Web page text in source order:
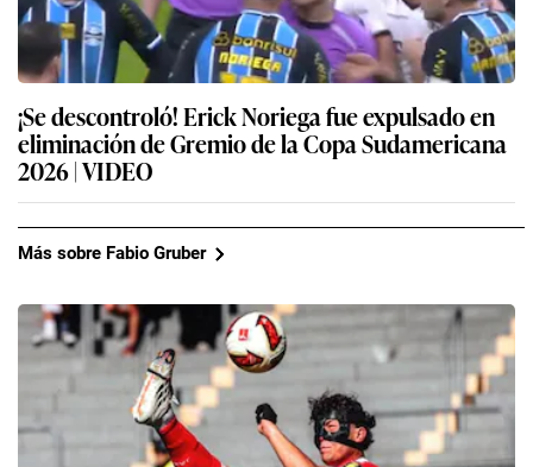
¡Se descontroló! Erick Noriega fue expulsado en
eliminación de Gremio de la Copa Sudamericana
2026 | VIDEO
Más sobre Fabio Gruber